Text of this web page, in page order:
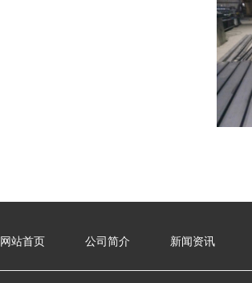
网站首页 公司简介 新闻资讯